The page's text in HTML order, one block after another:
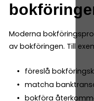
Moderna
av bokföringen. Till
föreslå
matcha
bokföra